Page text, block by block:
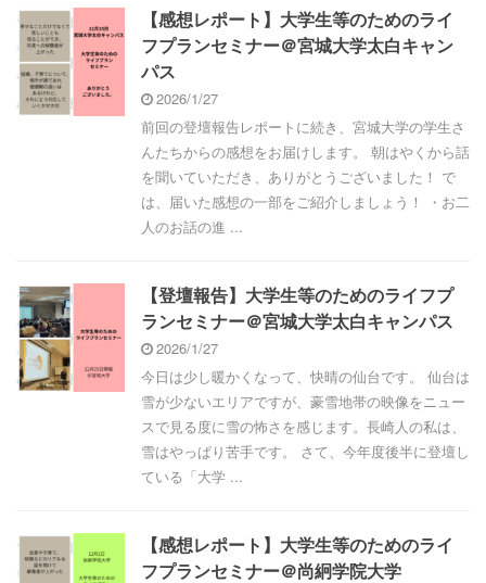
【感想レポート】大学生等のためのライ
フプランセミナー＠宮城大学太白キャン
パス
2026/1/27
前回の登壇報告レポートに続き、宮城大学の学生さ
んたちからの感想をお届けします。 朝はやくから話
を聞いていただき、ありがとうございました！ で
は、届いた感想の一部をご紹介しましょう！ ・お二
人のお話の進 ...
【登壇報告】大学生等のためのライフプ
ランセミナー＠宮城大学太白キャンパス
2026/1/27
今日は少し暖かくなって、快晴の仙台です。 仙台は
雪が少ないエリアですが、豪雪地帯の映像をニュー
スで見る度に雪の怖さを感じます。長崎人の私は、
雪はやっぱり苦手です。 さて、今年度後半に登壇し
ている「大学 ...
【感想レポート】大学生等のためのライ
フプランセミナー＠尚絅学院大学